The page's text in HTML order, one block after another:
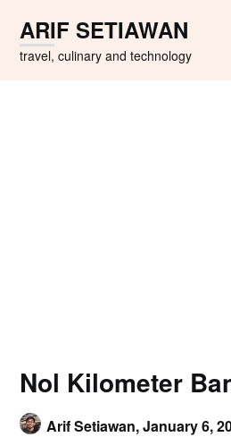
content
ARIF SETIAWAN
travel, culinary and technology
Nol Kilometer
Arif Setiawan,January 6,